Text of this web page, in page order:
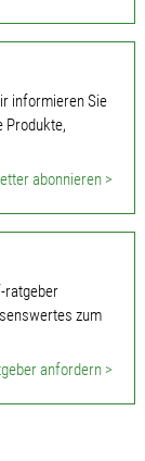
informieren Sie
Produkte,
abonnieren >
ratgeber
zum
anfordern >